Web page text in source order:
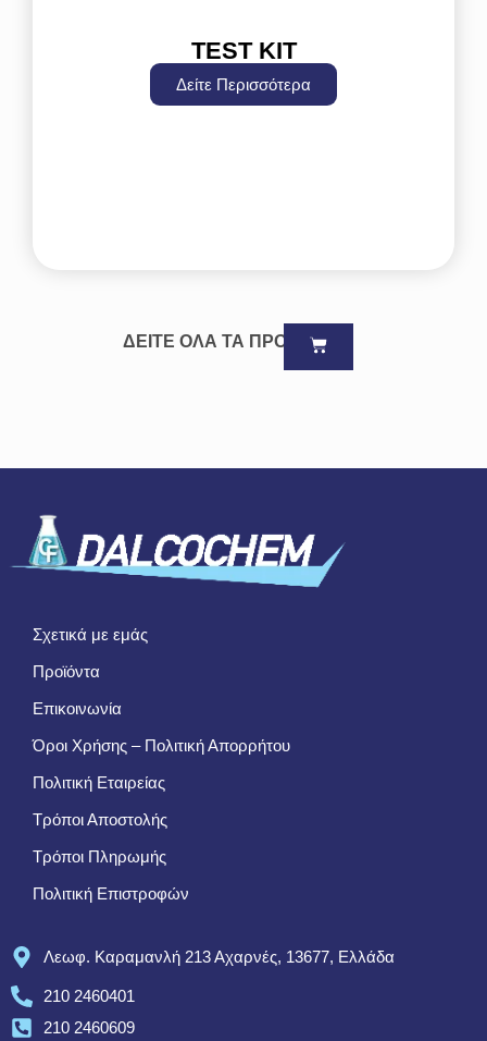
ΤEST KIT
Δείτε Περισσότερα
ΔΕΙΤΕ ΟΛΑ ΤΑ ΠΡΟΪΟΝΤΑ
Σχετικά με εμάς
Προϊόντα
Επικοινωνία
Όροι Χρήσης – Πολιτική Απορρήτου
Πολιτική Εταιρείας
Τρόποι Αποστολής
Τρόποι Πληρωμής
Πολιτική Επιστροφών
Λεωφ. Καραμανλή 213 Αχαρνές, 13677, Ελλάδα
210 2460401
210 2460609